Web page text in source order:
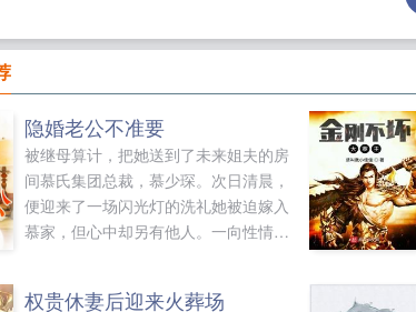
隐婚老公不准要
被继母算计，把她送到了未来姐夫的房
间慕氏集团总裁，慕少琛。次日清晨，
便迎来了一场闪光灯的洗礼她被迫嫁入
慕家，但心中却另有他人。一向性情暴
权贵休妻后迎来火葬场